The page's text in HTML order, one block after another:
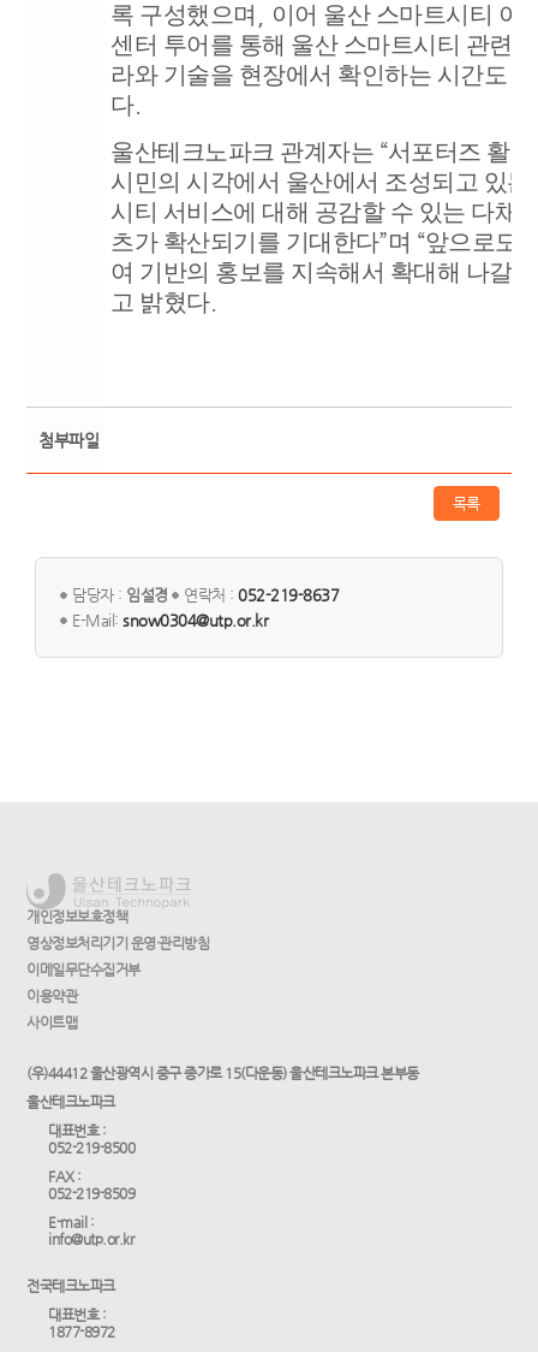
록 구성했으며
이어 울산 스마트시티 이
센터 투어를 통해 울산 스마트시티 관련
라와 기술을 현장에서 확인하는 시간도
다.
울산테크노파크 관계자는 “서포터즈 활
시민의 시각에서 울산에서 조성되고 있는
시티 서비스에 대해 공감할 수 있는 다채
츠가 확산되기를 기대한다”며 “앞으로도
여 기반의 홍보를 지속해서 확대해 나갈
고 밝혔다.
첨부파일
목록
담당자 : 임설경 연락처 :052-219-8637
E-Mail:snow0304@utp.or.kr
개인정보보호정책
영상정보처리기기 운영·관리방침
이메일무단수집거부
이용약관
사이트맵
(우)44412 울산광역시 중구 종가로 15(다운동) 울산테크노파크 본부동
울산테크노파크
대표번호 :
052-219-8500
FAX :
052-219-8509
E-mail :
info@utp.or.kr
전국테크노파크
대표번호 :
1877-8972